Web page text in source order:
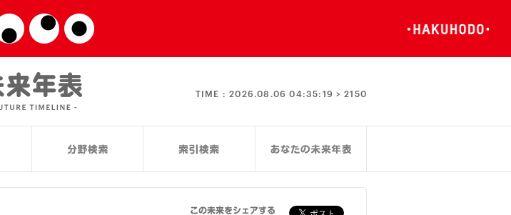
TIME :2026.08.06 04:35:19 > 2150
この未来をシェアする